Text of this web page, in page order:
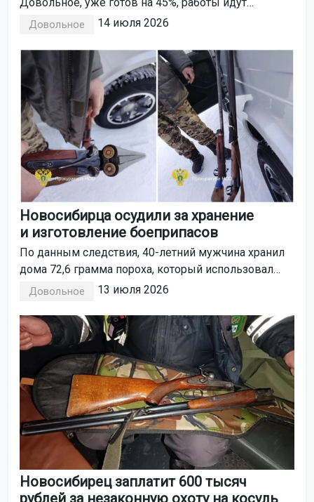
по графику. Объект возводят в рамках
культуры и спорта».
Довольное 14 июля 2026
Новосибирца осудили за хранение
и изготовление боеприпасов
По данным следствия, 40-летний мужчина хранил
дома 72,6 грамма пороха, который использовал
для изготовления патронов.
Довольное 13 июля 2026
Новосибирец заплатит 600 тысяч
рублей за незаконную охоту на косуль